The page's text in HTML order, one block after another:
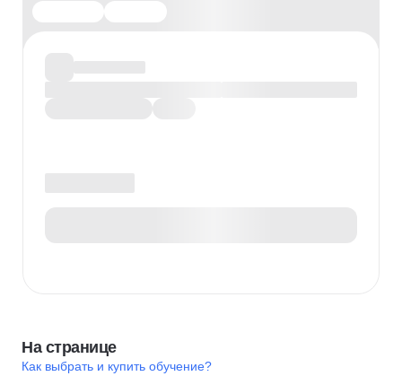
На странице
Как выбрать и купить обучение?